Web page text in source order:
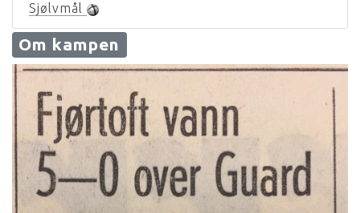
Sjølvmål
Om kampen